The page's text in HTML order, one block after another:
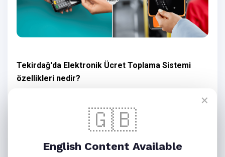
Tekirdağ'da Elektronik Ücret Toplama Sistemi
özellikleri nedir?
sunduğumuz ücret toplama sistemi ile Akıllı Ulaşım
Kartları, NFC ve QR ödeme olanaklarını sağlamaktayız.
araçlardaki Android tabanlı akıllı cihazlar ile tahsilât işlemi
✕
🇬🇧
English Content Available